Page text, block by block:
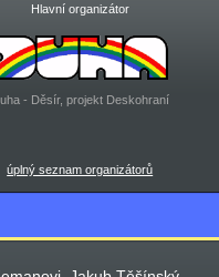
Hlavní organizátor
- Děsír, projekt Deskohraní
úplný seznam organizátorů